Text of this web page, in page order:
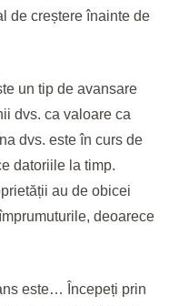
de creștere înainte de
un tip de avansare
dvs. ca valoare ca
dvs. este în curs de
datoriile la timp.
au de obicei
deoarece
este… Începeți prin